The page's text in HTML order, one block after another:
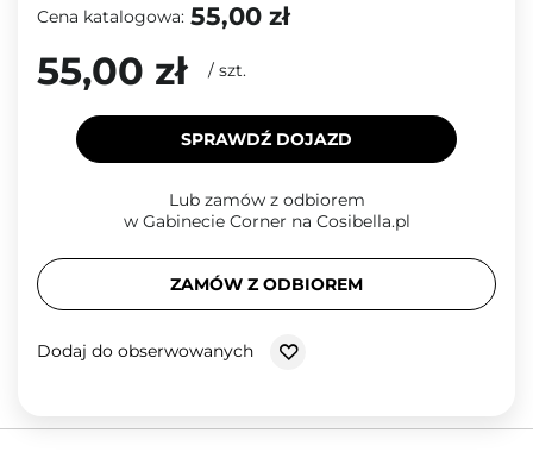
Cena katalogowa: 55,00 zł
55,00 zł / szt.
SPRAWDŹ DOJAZD
Lub zamów z odbiorem
w Gabinecie Corner na Cosibella.pl
ZAMÓW Z ODBIOREM
Dodaj do obserwowanych